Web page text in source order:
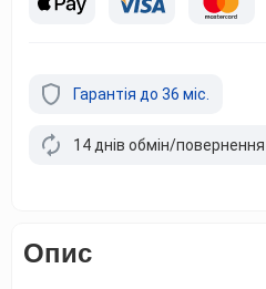
Гарантія до 36 міс.
14 днів обмін/повернення
Опис